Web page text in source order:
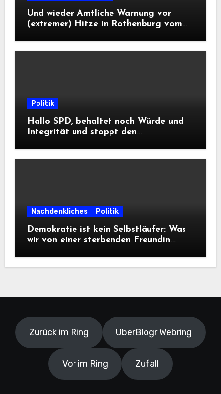
Und wieder Amtliche Warnung vor
(extremer) Hitze in Rothenburg vom
Politik
Hallo SPD, behaltet noch Würde und
Integrität und stoppt den
Informationsfreiheit!
Nachdenkliches Politik
Demokratie ist kein Selbstläufer: Was
wir von einer sterbenden Freundin
Zurück im Ring UberBlogr Webring
Vor im Ring Zufall